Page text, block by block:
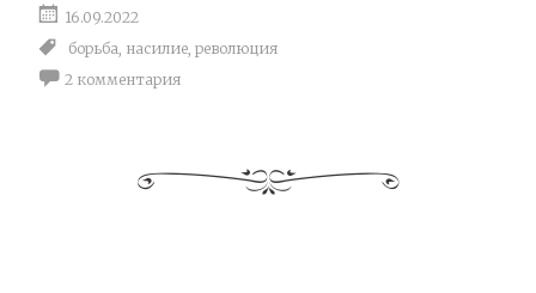
16.09.2022
борьба, насилие, революция
2 комментария